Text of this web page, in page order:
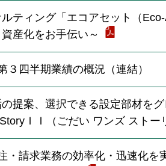
ティング「エコアセット（
産化をお手伝い～
３四半期業績の概況（連結）
提案、選択できる設定部材を
ＩＩ（ごだい ワンズ ストー
・請求業務の効率化・迅速化を